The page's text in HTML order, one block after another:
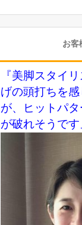
お客
『美脚スタイ
げの頭打ちを
が、ヒットパ
が破れそうです